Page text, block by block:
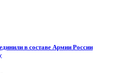
в составе Армии России